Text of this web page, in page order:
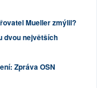
Mueller zmýlil?
dvou největších
Zpráva OSN